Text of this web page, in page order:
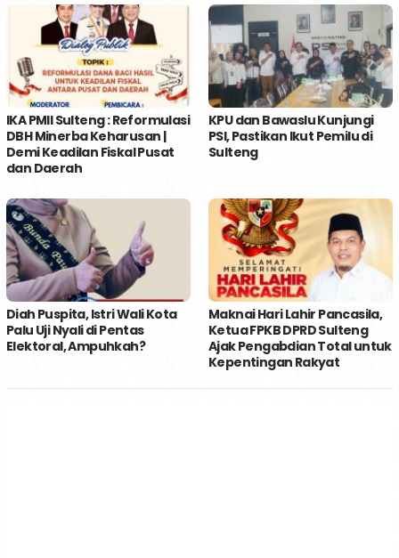
IKA PMII Sulteng : Reformulasi
DBH Minerba Keharusan |
Demi Keadilan Fiskal Pusat
dan Daerah
KPU dan Bawaslu Kunjungi
PSI, Pastikan Ikut Pemilu di
Sulteng
Diah Puspita, Istri Wali Kota
Palu Uji Nyali di Pentas
Elektoral, Ampuhkah?
Maknai Hari Lahir Pancasila,
Ketua FPKB DPRD Sulteng
Ajak Pengabdian Total untuk
Kepentingan Rakyat